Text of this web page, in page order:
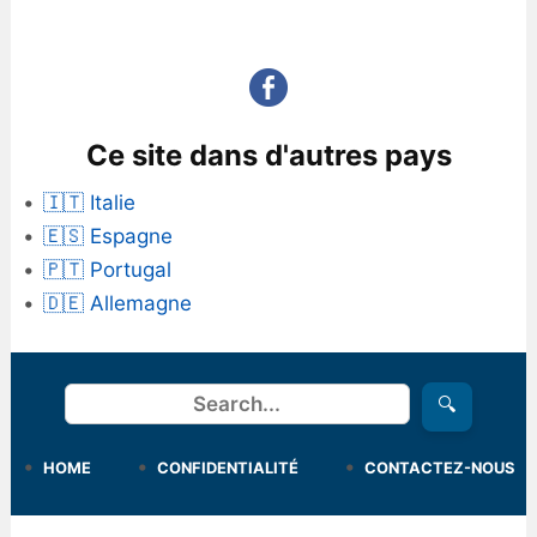
Ce site dans d'autres pays
🇮🇹 Italie
🇪🇸 Espagne
🇵🇹 Portugal
🇩🇪 Allemagne
Rechercher 🔍
HOME CONFIDENTIALITÉ CONTACTEZ-NOUS